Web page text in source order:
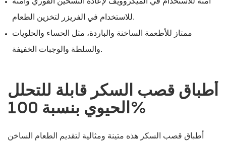
للاستخدام في الفريزر لتخزين الطعام.
ممتاز للأطعمة الساخنة والباردة، مثل الحساء والحلويات
والسلطة والوجبات الخفيفة.
أطباق قصب السكر قابلة للتحلل
الحيوي بنسبة 100%
أطباق قصب السكر هذه متينة ومثالية لتقديم الطعام الساخن